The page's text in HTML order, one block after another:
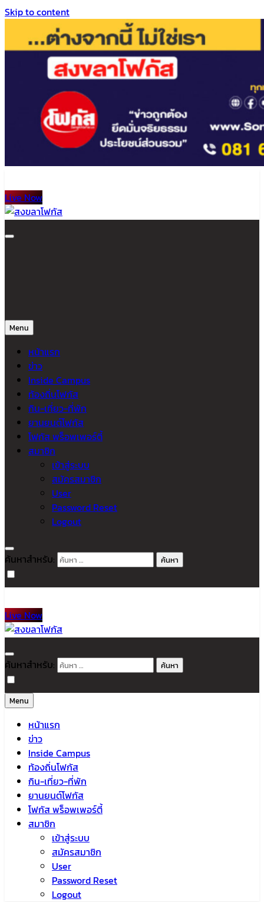
Skip to content
Live Now
สงขลาโฟกัส
ติดตามข่าวสาร ภาคใต้ หาดใหญ่และสงขลา จากสำนักข่าวโฟกัส
Menu
หน้าแรก
ข่าว
Inside Campus
ท้องถิ่นโฟกัส
กิน-เที่ยว-ที่พัก
ยานยนต์โฟกัส
โฟกัส พร็อพเพอร์ตี้
สมาชิก
เข้าสู่ระบบ
สมัครสมาชิก
User
Password Reset
Logout
ค้นหาสำหรับ:
Live Now
สงขลาโฟกัส
ติดตามข่าวสาร ภาคใต้ หาดใหญ่และสงขลา จากสำนักข่าวโฟกัส
ค้นหาสำหรับ:
Menu
หน้าแรก
ข่าว
Inside Campus
ท้องถิ่นโฟกัส
กิน-เที่ยว-ที่พัก
ยานยนต์โฟกัส
โฟกัส พร็อพเพอร์ตี้
สมาชิก
เข้าสู่ระบบ
สมัครสมาชิก
User
Password Reset
Logout